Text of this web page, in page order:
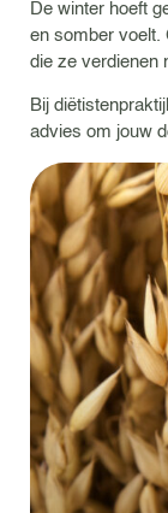
De winter hoeft
en somber voelt.
die ze verdienen
Bij
advies om jouw